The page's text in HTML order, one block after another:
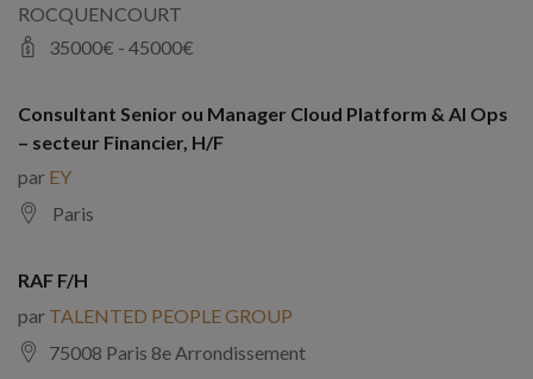
ROCQUENCOURT
35000€ - 45000€
Consultant Senior ou Manager Cloud Platform & AI Ops
– secteur Financier, H/F
par EY
Paris
RAF F/H
par TALENTED PEOPLE GROUP
75008 Paris 8e Arrondissement